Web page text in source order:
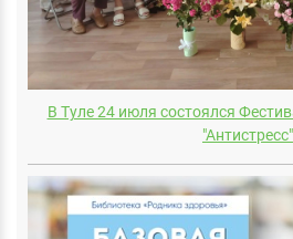
В Туле 24 июля состоялся
"Антистресс"